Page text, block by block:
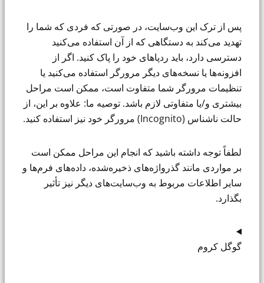
پس از ترک این وب‌سایت، در صورتی که فردی که شما را
تهدید می‌کند به دستگاهی که از آن استفاده می‌کنید
دسترسی دارد، باید ردپاهای خود را پاک کنید. اگر از
افزونه‌ها یا نسخه‌های دیگر مرورگر استفاده می‌کنید یا
تنظیمات مرورگر شما متفاوت است، ممکن است مراحل
بیشتری و/یا متفاوتی لازم باشد. توصیه ما: علاوه بر این، از
حالت ناشناس (Incognito) مرورگر خود نیز استفاده کنید.
لطفاً توجه داشته باشید که انجام این مراحل ممکن است
بر مواردی مانند گذرواژه‌های ذخیره‌شده، داده‌های فرم‌ها و
سایر اطلاعات مربوط به وب‌سایت‌های دیگر نیز تأثیر
بگذارد.
گوگل کروم